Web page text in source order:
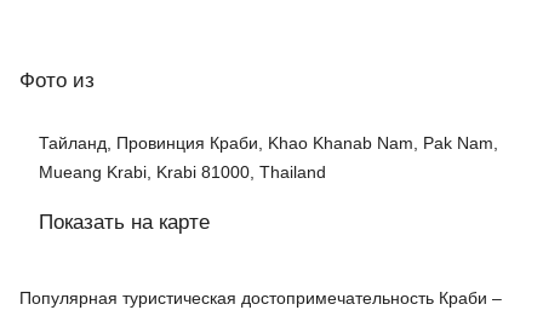
Фото из
Тайланд, Провинция Краби, Khao Khanab Nam, Pak Nam,
Mueang Krabi, Krabi 81000, Thailand
Показать на карте
Популярная туристическая достопримечательность Краби –